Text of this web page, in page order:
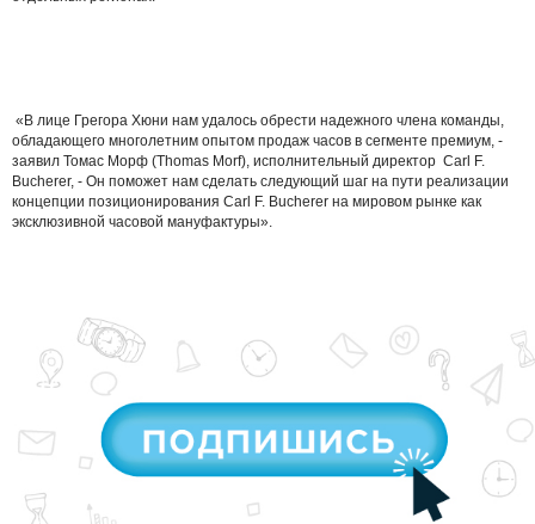
«В лице Грегора Хюни нам удалось обрести надежного члена команды,
обладающего многолетним опытом продаж часов в сегменте премиум, -
заявил Томас Морф (Thomas Morf), исполнительный директор Carl F.
Bucherer, - Он поможет нам сделать следующий шаг на пути реализации
концепции позиционирования Carl F. Bucherer на мировом рынке как
эксклюзивной часовой мануфактуры».